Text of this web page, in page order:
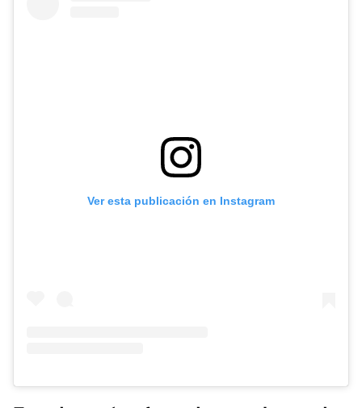
Ver esta publicación en Instagram